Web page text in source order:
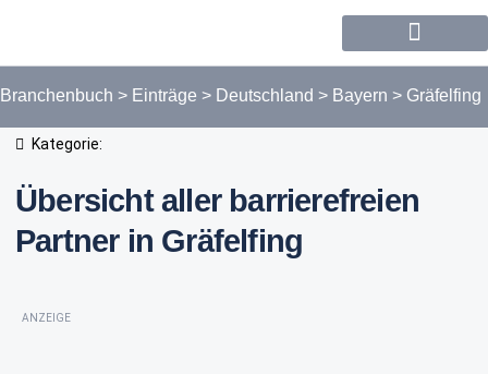
Branchenbuch > Einträge > Deutschland > Bayern > Gräfelfing
Kategorie:
Übersicht aller barrierefreien
Partner in Gräfelfing
ANZEIGE